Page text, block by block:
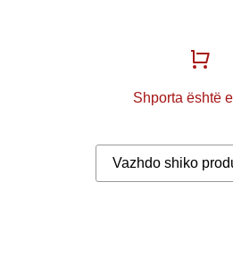
Shporta është
Vazhdo shiko